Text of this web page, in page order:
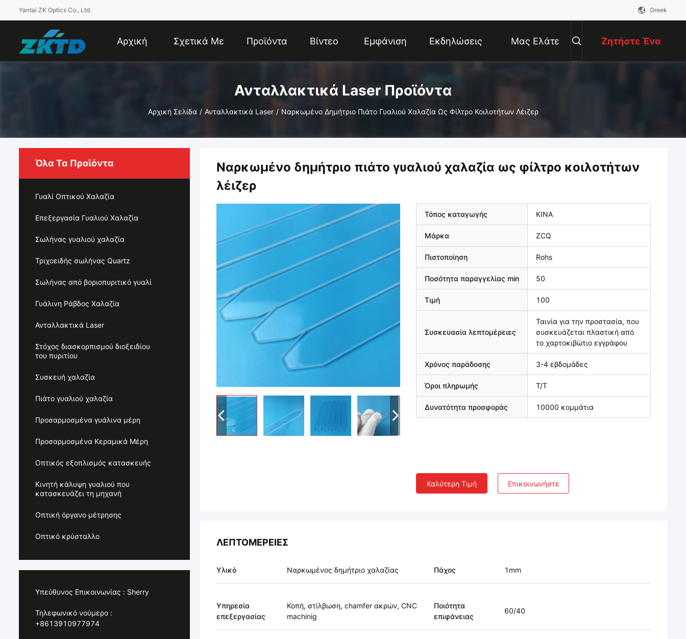
Yantai ZK Optics Co., Ltd. Greek
Αρχική Σχετικά Με Προϊόντα Βίντεο Εμφάνιση Εκδηλώσεις Μας Ελάτε Ζητήστε Ένα
Ανταλλακτικά Laser Προϊόντα
Αρχική Σελίδα / Ανταλλακτικά Laser / Ναρκωμένο Δημήτριο Πιάτο Γυαλιού Χαλαζία Ως Φίλτρο Κοιλοτήτων Λέιζερ
Όλα Τα Προϊόντα
Γυαλί Οπτικού Χαλαζία
Επεξεργασία Γυαλιού Χαλαζία
Σωλήνας γυαλιού χαλαζία
Τριχοειδής σωλήνας Quartz
Σωλήνας από βοριοπυριτικό γυαλί
Γυάλινη Ράβδος Χαλαζία
Ανταλλακτικά Laser
Στόχος διασκορπισμού διοξειδίου
του πυριτίου
Συσκευή χαλαζία
Πιάτο γυαλιού χαλαζία
Προσαρμοσμένα γυάλινα μέρη
Προσαρμοσμένα Κεραμικά Μέρη
Οπτικός εξοπλισμός κατασκευής
Κινητή κάλυψη γυαλιού που
κατασκευάζει τη μηχανή
Οπτική όργανο μέτρησης
Οπτικό κρύσταλλο
Υπεύθυνος Επικοινωνίας : Sherry
Τηλεφωνικό νούμερο :
+8613910977974
Ναρκωμένο δημήτριο πιάτο γυαλιού χαλαζία ως φίλτρο κοιλοτήτων
λέιζερ
Τόπος καταγωγής ΚΙΝΑ
Μάρκα ZCQ
Πιστοποίηση Rohs
Ποσότητα παραγγελίας min 50
Τιμή 100
Συσκευασία λεπτομέρειες
Ταινία για την προστασία, που
συσκευάζεται πλαστική από
το χαρτοκιβώτιο εγγράφου
Χρόνος παράδοσης 3-4 εβδομάδες
Όροι πληρωμής T/T
Δυνατότητα προσφοράς 10000 κομμάτια
Καλύτερη Τιμή Επικοινωνήστε
ΛΕΠΤΟΜΈΡΕΙΕΣ
Υλικό Ναρκωμένος δημήτριο χαλαζίας Πάχος 1mm
Υπηρεσία
επεξεργασίας
Κοπή, στίλβωση, chamfer ακρών, CNC
machinig
Ποιότητα
επιφάνειας
60/40